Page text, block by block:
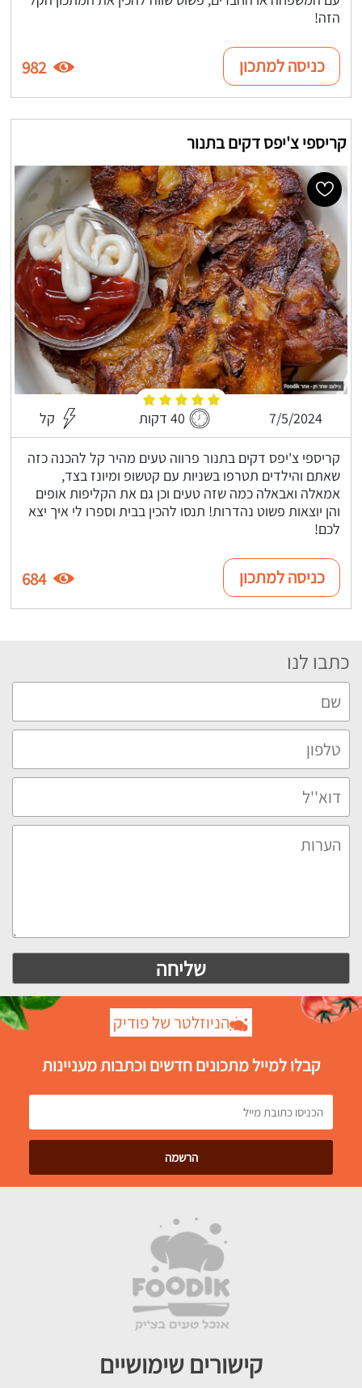
הזה!
כניסה למתכון 982
קריספי צ'יפס דקים בתנור
7/5/2024 40 דקות קל
קריספי צ'יפס דקים בתנור פרווה טעים מהיר קל להכנה כזה
שאתם והילדים תטרפו בשניות עם קטשופ ומיונז בצד,
אמאלה ואבאלה כמה שזה טעים וכן גם את הקליפות אופים
והן יוצאות פשוט נהדרות! תנסו להכין בבית וספרו לי איך יצא
לכם!
כניסה למתכון 684
כתבו לנו
הניוזלטר של פודיק
קבלו למייל מתכונים חדשים וכתבות מעניינות
קישורים שימושיים